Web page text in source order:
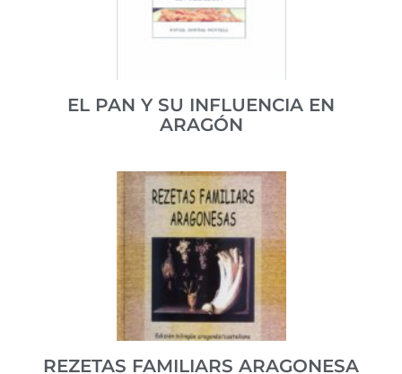
ISBN 978-84-77827917
EL PAN Y SU INFLUENCIA EN
ARAGÓN
Estudio de la presencia e industria del esencial
alimento en la cocina aragonesa a lo largo de los
siglos.
ISBN 978-84-78203505
VER PUBLICACIÓN
REZETAS FAMILIARS ARAGONESA